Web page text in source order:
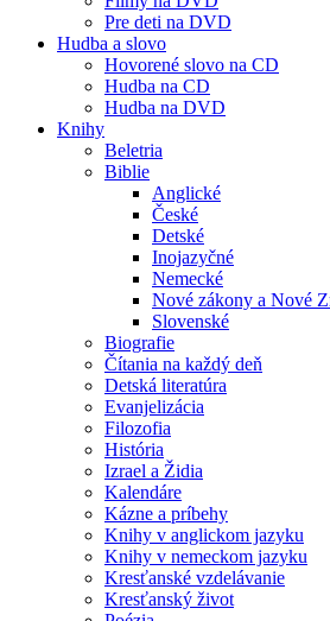
Pre deti na DVD
Hudba a slovo
Hovorené slovo na CD
Hudba na CD
Hudba na DVD
Knihy
Beletria
Biblie
Anglické
České
Detské
Inojazyčné
Nemecké
Nové zákony a Nové
Slovenské
Biografie
Čítania na každý deň
Detská literatúra
Evanjelizácia
Filozofia
História
Izrael a Židia
Kalendáre
Kázne a príbehy
Knihy v anglickom jazyku
Knihy v nemeckom jazyku
Kresťanské vzdelávanie
Kresťanský život